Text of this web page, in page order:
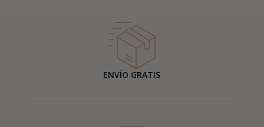
ENVÍO GRATIS